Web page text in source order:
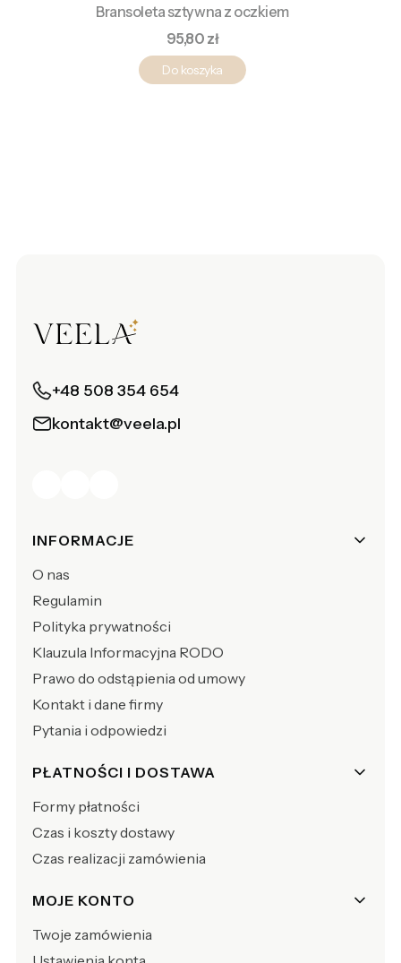
Bransoleta sztywna z oczkiem
Cena
95,80 zł
Do koszyka
+48 508 354 654
kontakt@veela.pl
Linki w stopce
INFORMACJE
O nas
Regulamin
Polityka prywatności
Klauzula Informacyjna RODO
Prawo do odstąpienia od umowy
Kontakt i dane firmy
Pytania i odpowiedzi
PŁATNOŚCI I DOSTAWA
Formy płatności
Czas i koszty dostawy
Czas realizacji zamówienia
MOJE KONTO
Twoje zamówienia